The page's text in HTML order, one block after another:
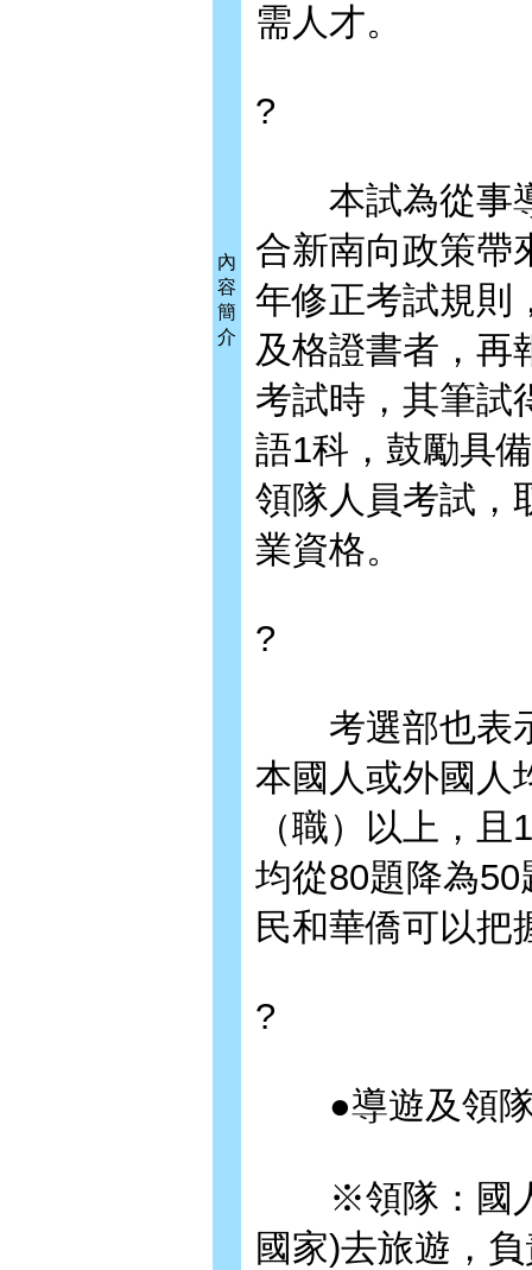
內
容
簡
介
需人才。
?
本試為從事導
合新南向政策帶
年修正考試規則
及格證書者，再
考試時，其筆試
語1科，鼓勵具
領隊人員考試，
業資格。
?
考選部也表示
本國人或外國人
（職）以上，
均從80題降為
民和華僑可以把
?
●導遊及領隊
※領隊：國人
國家)去旅遊，